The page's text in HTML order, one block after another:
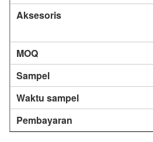
Aksesoris
MOQ
Sampel
Waktu sampel
Pembayaran